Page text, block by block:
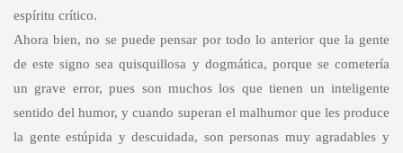
espíritu crítico.
Ahora bien, no se puede pensar por todo lo anterior que la gente
de este signo sea quisquillosa y dogmática, porque se cometería
un grave error, pues son muchos los que tienen un inteligente
sentido del humor, y cuando superan el malhumor que les produce
la gente estúpida y descuidada, son personas muy agradables y